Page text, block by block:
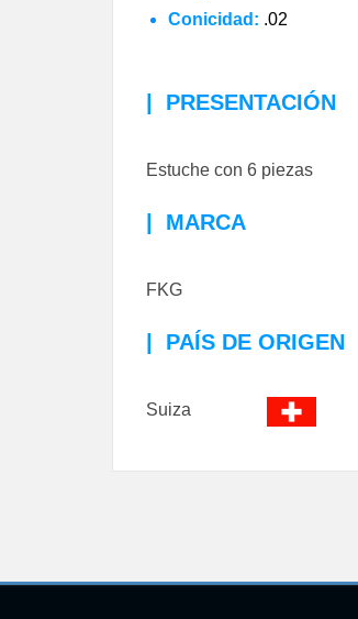
Conicidad: .02
PRESENTACIÓN
Estuche con 6 piezas
MARCA
FKG
PAÍS DE ORIGEN
Suiza